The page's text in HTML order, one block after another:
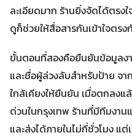
ละเอียดมาก ร้านยิ่งจัดได้ตรง
ดูก็ช่วยให้สื่อสารกันเข้าใจตรง
ขั้นตอนที่สองคือยืนยันข้อมูลงา
และชื่อผู้ล่วงลับสำหรับป้าย จา
ใกล้เคียงให้ยืนยัน เมื่อตกลงแ
ด่วนในกรุงเทพ ร้านที่มีทีมงา
และส่งได้ภายในไม่กี่ชั่วโมง แ